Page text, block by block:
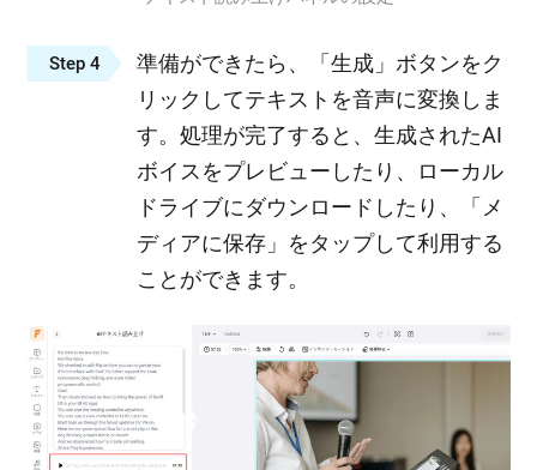
Step 4
準備ができたら、「生成」ボタンをク
リックしてテキストを音声に変換しま
す。処理が完了すると、生成されたAI
ボイスをプレビューしたり、ローカル
ドライブにダウンロードしたり、「メ
ディアに保存」をタップして利用する
ことができます。